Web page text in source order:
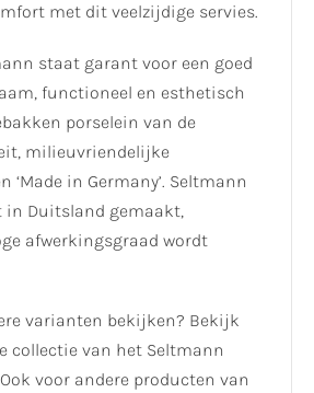
met dit veelzijdige servies.
staat garant voor een goed
functioneel en esthetisch
porselein van de
milieuvriendelijke
‘Made in Germany’. Seltmann
in Duitsland gemaakt,
afwerkingsgraad wordt
varianten bekijken? Bekijk
collectie van het Seltmann
voor andere producten van